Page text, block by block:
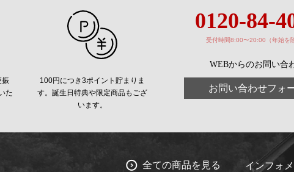
振
た
100円につき3ポイント貯まりま
す。誕生日特典や限定商品もござ
います。
0120-84-
受付時間8:00〜20:00（年始を
WEBからのお問い合
お問い合わせフォ
全ての商品を見る インフォ